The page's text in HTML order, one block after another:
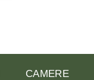
CAMERE